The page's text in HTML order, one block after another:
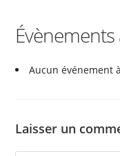
Aucun événement
Laisser un